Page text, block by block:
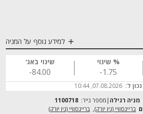
למידע נוסף על המניה
% שינוי
‎-1.75
שינוי באג׳
‎-84.00
נכון ל: 07.08.2026, 10:44
מניה רגילה מספר נייר: 1100718
בריינסוויי (ניו יורק)
בריינסוויי (ניו יורק)